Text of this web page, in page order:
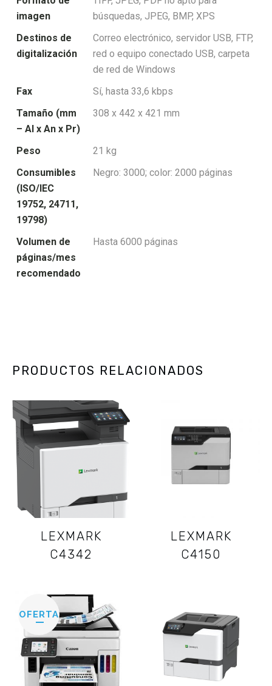
imagen
búsquedas, JPEG, BMP, XPS
Destinos de
digitalización
Correo electrónico, servidor USB, FTP,
red o equipo conectado USB, carpeta
de red de Windows
Fax
Sí, hasta 33,6 kbps
Tamaño (mm
– Al x An x Pr)
308 x 442 x 421 mm
Peso
21 kg
Consumibles
(ISO/IEC
19752, 24711,
19798)
Negro: 3000; color: 2000 páginas
Volumen de
páginas/mes
recomendado
Hasta 6000 páginas
PRODUCTOS RELACIONADOS
LEXMARK
C4342
LEXMARK
C4150
OFERTA